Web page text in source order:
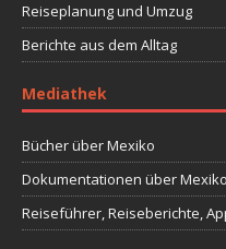
Reiseplanung und Umzug
Berichte aus dem Alltag
Mediathek
Bücher über Mexiko
Dokumentationen über Mexiko
Reiseführer, Reiseberichte,